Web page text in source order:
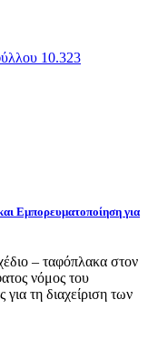
10.323
Εμπορευματοποίηση για
– ταφόπλακα στον
νόμος του
τη διαχείριση των